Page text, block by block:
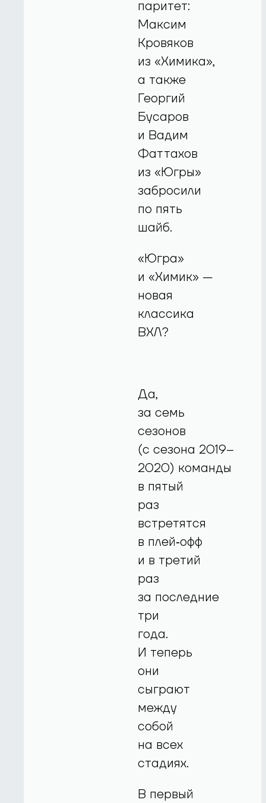
паритет:
Максим
Кровяков
из «Химика»,
а также
Георгий
Бусаров
и Вадим
Фаттахов
из «Югры»
забросили
по пять
шайб.
«Югра»
и «Химик» —
новая
классика
ВХЛ?
Да,
за семь
сезонов
(с сезона 2019–
2020) команды
в пятый
раз
встретятся
в плей‑офф
и в третий
раз
за последние
три
года.
И теперь
они
сыграют
между
собой
на всех
стадиях.
В первый